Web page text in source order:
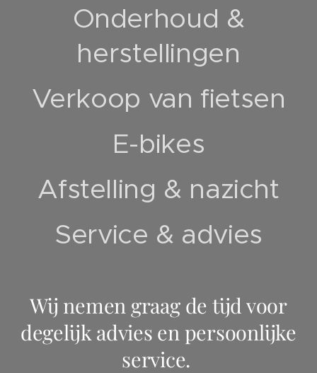
Onderhoud &
herstellingen
Verkoop van fietsen
E-bikes
Afstelling & nazicht
Service & advies
Wij nemen graag de tijd voor
degelijk advies en persoonlijke
service.